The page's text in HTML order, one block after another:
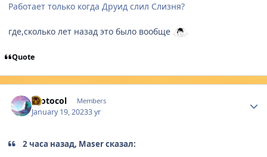
Работает только когда Друид слил Слизня?
где,сколько лет назад это было вообще
Quote
Protocol Members
January 19, 20233 yr
2 часа назад, Maser сказал: